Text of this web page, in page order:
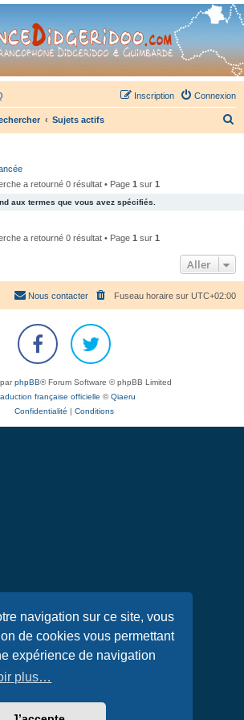
navigation sur ce site, vous
de cookies vous permettant
expérience de navigation
plus…
France Didgeridoo - retrouvez la communauté.
Connexion
Inscription
Sujets actifs
h
e
r
a retourné 0 résultat • Page 1 sur 1
aux termes que vous avez spécifiés.
a retourné 0 résultat • Page 1 sur 1
Aller
Fuseau horaire sur UTC+02:00
Nous contacter
phpBB® Forum Software © phpBB Limited
française officielle ©Qiaeru
Confidentialité | Conditions